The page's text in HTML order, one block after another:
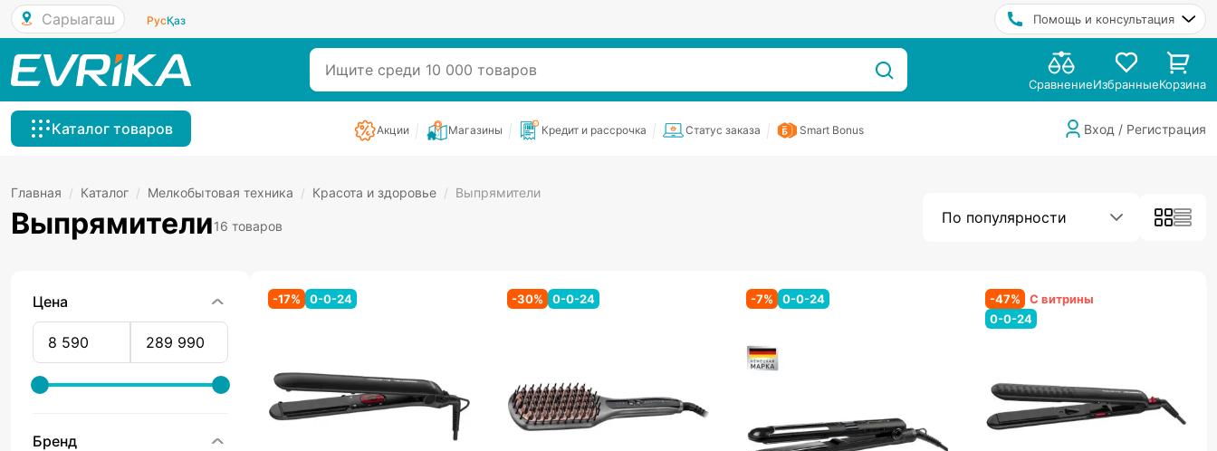
Сарыагаш РусҚаз Помощь и консультация
СравнениеИзбранныеКорзина
Каталог товаров Акции Магазины Кредит и рассрочка Статус заказа Smart Bonus Вход / Регистрация
Главная / Каталог / Мелкобытовая техника / Красота и здоровье / Выпрямители
Выпрямители16 товаров По популярности
Цена
Бренд
-17% 0-0-24 -30% 0-0-24 -7% 0-0-24 -47%
С витрины
0-0-24